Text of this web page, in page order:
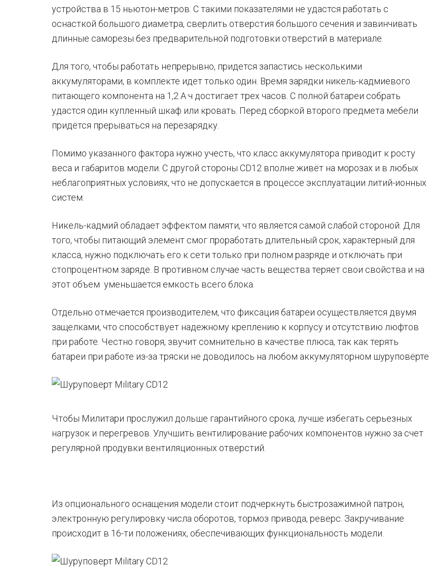
устройства в 15 ньютон-метров. С такими показателями не удастся работать с
оснасткой большого диаметра, сверлить отверстия большого сечения и завинчивать
длинные саморезы без предварительной подготовки отверстий в материале.
Для того, чтобы работать непрерывно, придется запастись несколькими
аккумуляторами, в комплекте идет только один. Время зарядки никель-кадмиевого
питающего компонента на 1,2 А·ч достигает трех часов. С полной батареи собрать
удастся один купленный шкаф или кровать. Перед сборкой второго предмета мебели
придётся прерываться на перезарядку.
Помимо указанного фактора нужно учесть, что класс аккумулятора приводит к росту
веса и габаритов модели. С другой стороны CD12 вполне живёт на морозах и в любых
неблагоприятных условиях, что не допускается в процессе эксплуатации литий-ионных
систем.
Никель-кадмий обладает эффектом памяти, что является самой слабой стороной. Для
того, чтобы питающий элемент смог проработать длительный срок, характерный для
класса, нужно подключать его к сети только при полном разряде и отключать при
стопроцентном заряде. В противном случае часть вещества теряет свои свойства и на
этот объем уменьшается емкость всего блока.
Отдельно отмечается производителем, что фиксация батареи осуществляется двумя
защелками, что способствует надежному креплению к корпусу и отсутствию люфтов
при работе. Честно говоря, звучит сомнительно в качестве плюса, так как терять
батареи при работе из-за тряски не доводилось на любом аккумуляторном шуруповёрте.
Чтобы Милитари прослужил дольше гарантийного срока, лучше избегать серьезных
нагрузок и перегревов. Улучшить вентилирование рабочих компонентов нужно за счет
регулярной продувки вентиляционных отверстий.
Из опционального оснащения модели стоит подчеркнуть быстрозажимной патрон,
электронную регулировку числа оборотов, тормоз привода, реверс. Закручивание
происходит в 16-ти положениях, обеспечивающих функциональность модели.